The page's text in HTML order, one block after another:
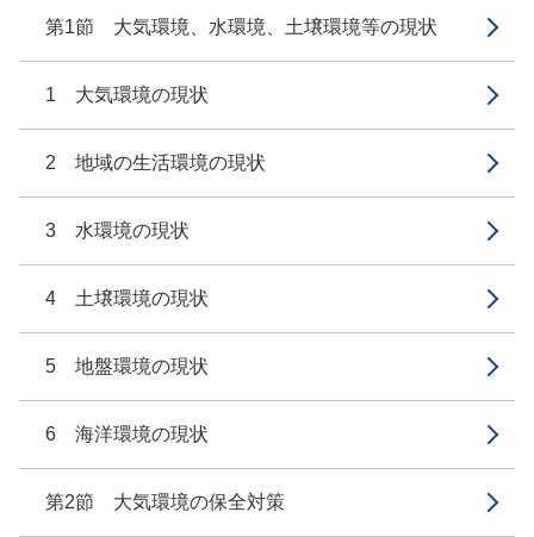
第1節 大気環境、水環境、土壌環境等の現状
1 大気環境の現状
2 地域の生活環境の現状
3 水環境の現状
4 土壌環境の現状
5 地盤環境の現状
6 海洋環境の現状
第2節 大気環境の保全対策